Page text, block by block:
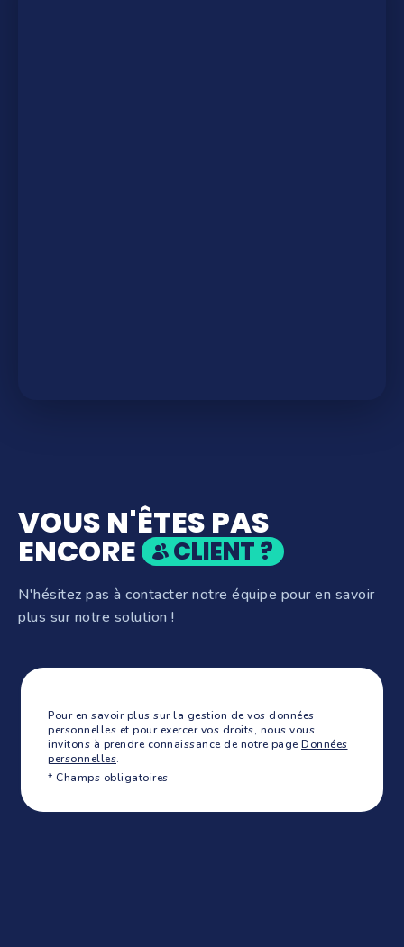
VOUS N'ÊTES PAS
ENCORE CLIENT ?
N'hésitez pas à contacter notre équipe pour en savoir
plus sur notre solution !
Pour en savoir plus sur la gestion de vos données
personnelles et pour exercer vos droits, nous vous
invitons à prendre connaissance de notre page Données
personnelles.
* Champs obligatoires